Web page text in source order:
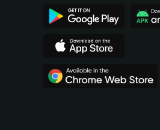
Español (Argentina)